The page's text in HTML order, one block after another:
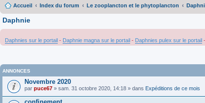
Accueil Index du forum Le zooplancton et le phytoplancton
Daphnie
Daphnies sur le portail - Daphnie magna sur le portail - Daphnies pulex sur le portail -
ANNONCES
Novembre 2020
par puce67 » sam. 31 octobre 2020, 14:18 » dans Expéditions de ce mois
confinement